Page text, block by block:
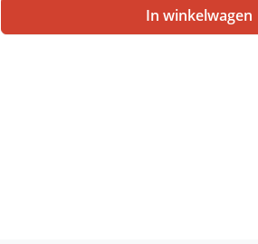
In winkelwagen